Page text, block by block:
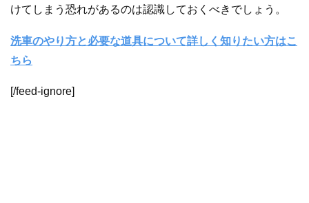
けてしまう恐れがあるのは認識しておくべきでしょう。
洗車のやり方と必要な道具について詳しく知りたい方はこ
ちら
[/feed-ignore]